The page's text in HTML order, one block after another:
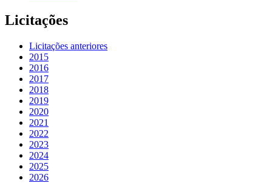
Licitações
Licitações anteriores
2015
2016
2017
2018
2019
2020
2021
2022
2023
2024
2025
2026